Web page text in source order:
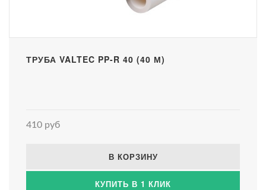
ТРУБА VALTEC PP-R 40 (40 М)
410 руб
В КОРЗИНУ
КУПИТЬ В 1 КЛИК